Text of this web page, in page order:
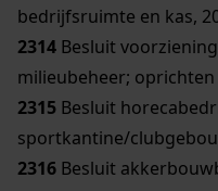
bedrijfsruimte en kas,
2314 Besluit
milieubeheer;
2315 Besluit
sportkantine/
2316 Besluit